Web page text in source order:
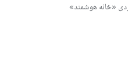
«خانه هوشمند»